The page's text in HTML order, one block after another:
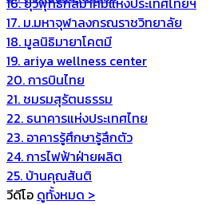
17. ม.มหาจุฬาลงกรณราชวิทยาลัย
18. มูลนิธิมายาโคตมี
19. ariya wellness center
20. การบินไทย
21. ชมรมสุรัตนธรรม
22. ธนาคารแห่งประเทศไทย
23. อาคารรู้ศึกษารู้สึกตัว
24. การไฟฟ้าฝ่ายผลิต
25. บ้านคุณสันติ
วีดีโอ ดูทั้งหมด >